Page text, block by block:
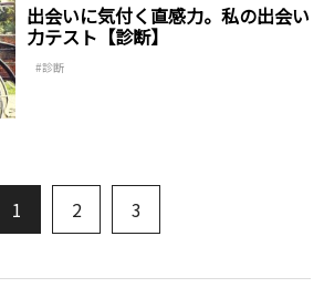
出会いに気付く直感力。私の出会い
力テスト【診断】
診断
1 2 3